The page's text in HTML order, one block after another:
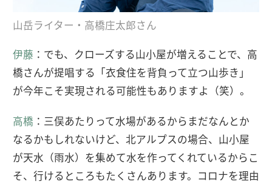
山岳ライター・高橋庄太郎さん
伊藤 ：でも、クローズする山小屋が増えることで、高
橋さんが提唱する「衣食住を背負って立つ山歩き」
が今年こそ実現される可能性もありますよ（笑）。
高橋 ：三俣あたりって水場があるからまだなんとか
なるかもしれないけど、北アルプスの場合、山小屋
が天水（雨水）を集めて水を作ってくれているからこ
そ、行けるところもたくさんあります。コロナを理由